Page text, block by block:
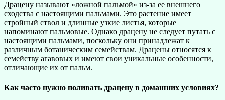
Драцену называют «ложной пальмой» из-за ее внешнего
сходства с настоящими пальмами. Это растение имеет
стройный ствол и длинные узкие листья, которые
напоминают пальмовые. Однако драцену не следует путать с
настоящими пальмами, поскольку они принадлежат к
различным ботаническим семействам. Драцены относятся к
семейству агавовых и имеют свои уникальные особенности,
отличающие их от пальм.
Как часто нужно поливать драцену в домашних условиях?